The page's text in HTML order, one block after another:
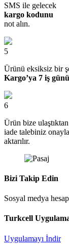
SMS ile gelecek
kargo kodunu
not alın.
5
Ürünü eksiksiz bir
Kargo’ya 7 iş
6
Ürün bize
iade talebiniz
aktarılır.
Bizi Takip Edin
Sosyal medya
Turkcell
Uygulamayı İndir